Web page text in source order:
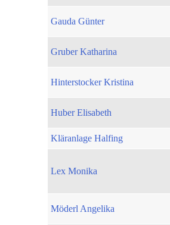
Gauda Günter
Gruber Katharina
Hinterstocker Kristina
Huber Elisabeth
Kläranlage Halfing
Lex Monika
Möderl Angelika